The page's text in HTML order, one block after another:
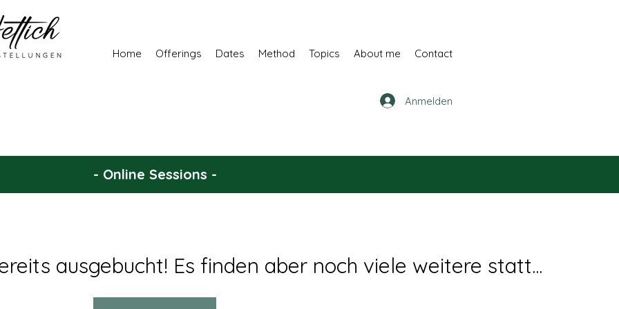
Home Offerings Dates Method Topics About me Contact
Anmelden
- Online Sessions -
ausgebucht! Es finden aber noch viele weitere statt...